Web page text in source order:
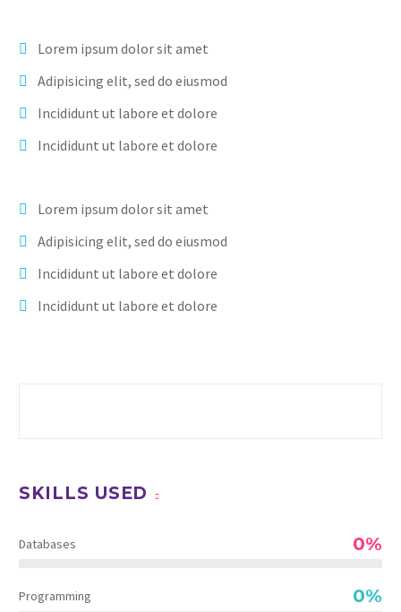
Lorem ipsum dolor sit amet
Adipisicing elit, sed do eiusmod
Incididunt ut labore et dolore
Incididunt ut labore et dolore
Lorem ipsum dolor sit amet
Adipisicing elit, sed do eiusmod
Incididunt ut labore et dolore
Incididunt ut labore et dolore
SKILLS USED
Databases 0%
Programming 0%